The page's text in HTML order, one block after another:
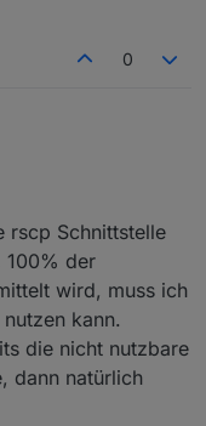
0
Daten E3DC (z.B.
rscp Schnittstelle
100% der
wird, muss ich
kann.
die nicht nutzbare
dann natürlich